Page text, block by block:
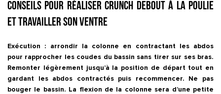
Conseils pour réaliser Crunch debout à la poulie
et travailler son ventre
Exécution : arrondir la colonne en contractant les abdos
pour rapprocher les coudes du bassin sans tirer sur ses bras.
Remonter légèrement jusqu’à la position de départ tout en
gardant les abdos contractés puis recommencer. Ne pas
bouger le bassin. La flexion de la colonne sera d’une petite